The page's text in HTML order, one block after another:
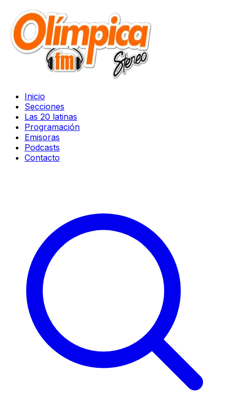
Inicio
Secciones
Las 20 latinas
Programación
Emisoras
Podcasts
Contacto